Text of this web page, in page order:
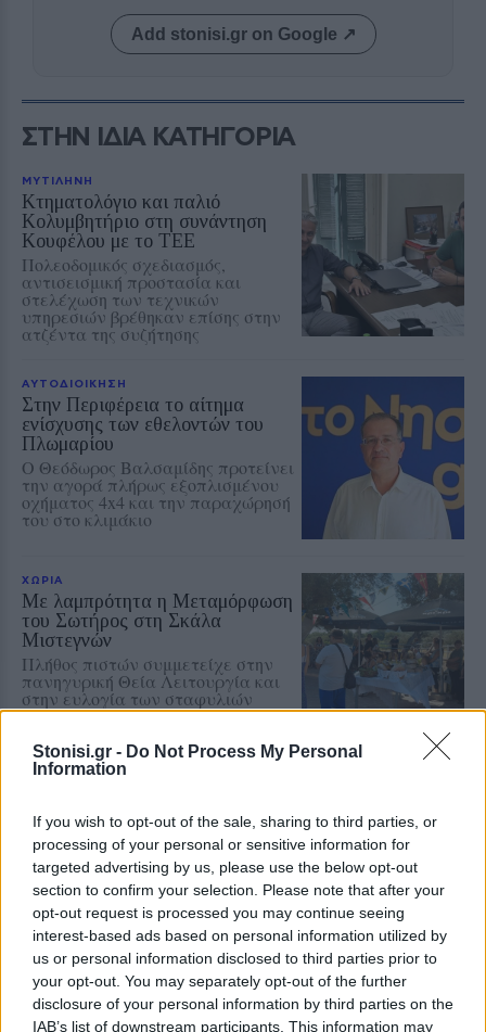
Stonisi.gr - Do Not Process My Personal
Information
If you wish to opt-out of the sale, sharing to third parties, or
processing of your personal or sensitive information for
targeted advertising by us, please use the below opt-out
section to confirm your selection. Please note that after your
opt-out request is processed you may continue seeing
interest-based ads based on personal information utilized by
us or personal information disclosed to third parties prior to
your opt-out. You may separately opt-out of the further
disclosure of your personal information by third parties on the
IAB’s list of downstream participants. This information may
Add stonisi.gr on Google ↗
ΣΤΗΝ ΙΔΙΑ ΚΑΤΗΓΟΡΙΑ
ΜΥΤΙΛΗΝΗ
Κτηματολόγιο και παλιό
Κολυμβητήριο στη συνάντηση
Κουφέλου με το ΤΕΕ
Πολεοδομικός σχεδιασμός,
αντισεισμική προστασία και
στελέχωση των τεχνικών
υπηρεσιών βρέθηκαν επίσης στην
ατζέντα της συζήτησης
ΑΥΤΟΔΙΟΙΚΗΣΗ
Στην Περιφέρεια το αίτημα
ενίσχυσης των εθελοντών του
Πλωμαρίου
Ο Θεόδωρος Βαλσαμίδης προτείνει
την αγορά πλήρως εξοπλισμένου
οχήματος 4x4 και την παραχώρησή
του στο κλιμάκιο
ΧΩΡΙΑ
Με λαμπρότητα η Μεταμόρφωση
του Σωτήρος στη Σκάλα
Μιστεγνών
Πλήθος πιστών συμμετείχε στην
πανηγυρική Θεία Λειτουργία και
στην ευλογία των σταφυλιών
ΑΓΟΡΑ
αγορά του Πλωμαρίου
Μουσική, χορός και αυξημένη
κίνηση στη δεύτερη διοργάνωση
του Εμπορικού Συλλόγου
Πλωμαρίου
Μεγάλες άριες και μελωδίες στο
Μουσείο Teriade